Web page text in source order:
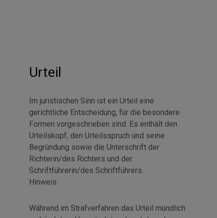
Urteil
Im juristischen Sinn ist ein Urteil eine
gerichtliche Entscheidung, für die besondere
Formen vorgeschrieben sind. Es enthält den
Urteilskopf, den Urteilsspruch und seine
Begründung sowie die Unterschrift der
Richterin/des Richters und der
Schriftführerin/des Schriftführers.
Hinweis:
Während im Strafverfahren das Urteil mündlich